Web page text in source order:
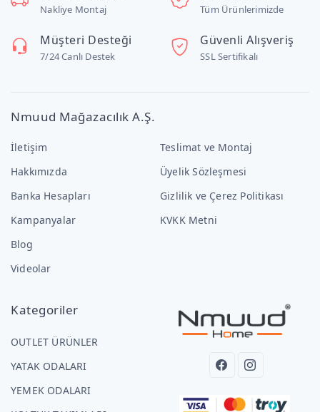
Nakliye Montaj Tüm Ürünlerimizde
Müşteri Desteği
7/24 Canlı Destek
Güvenli Alışveriş
SSL Sertifikalı
Nmuud Mağazacılık A.Ş.
İletişim
Hakkımızda
Banka Hesapları
Kampanyalar
Blog
Videolar
Teslimat ve Montaj
Üyelik Sözleşmesi
Gizlilik ve Çerez Politikası
KVKK Metni
Kategoriler
OUTLET ÜRÜNLER
YATAK ODALARI
YEMEK ODALARI